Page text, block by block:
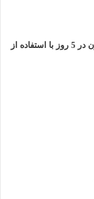
آموزش کم کردن سریع وزن در 5 روز با استفاده از